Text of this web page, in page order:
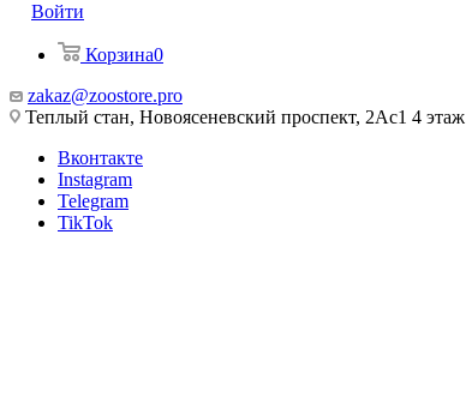
Войти
Корзина0
zakaz@zoostore.pro
Теплый стан, Новоясеневский проспект, 2Ас1 4 этаж
Вконтакте
Instagram
Telegram
TikTok